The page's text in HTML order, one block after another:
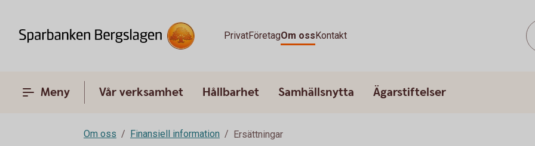
PrivatFöretagOm ossKontakt
Meny Vår verksamhet Hållbarhet Samhällsnytta Ägarstiftelser
Om oss Finansiell information Ersättningar